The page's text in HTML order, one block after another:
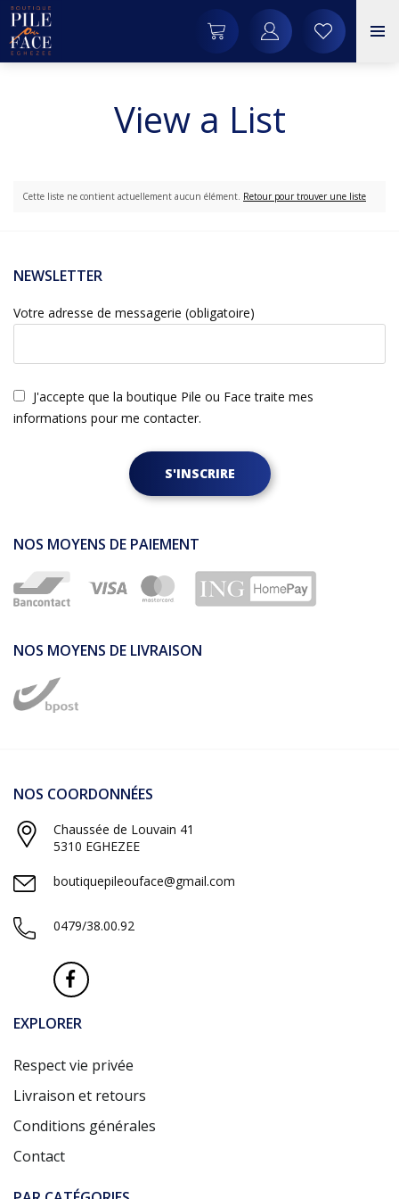
View a List
Cette liste ne contient actuellement aucun élément. Retour pour trouver une liste
NEWSLETTER
Votre adresse de messagerie (obligatoire)
J'accepte que la boutique Pile ou Face traite mes
informations pour me contacter.
S'INSCRIRE
NOS MOYENS DE PAIEMENT
NOS MOYENS DE LIVRAISON
NOS COORDONNÉES
Chaussée de Louvain 41
5310 EGHEZEE
boutiquepileouface@gmail.com
0479/38.00.92
EXPLORER
Respect vie privée
Livraison et retours
Conditions générales
Contact